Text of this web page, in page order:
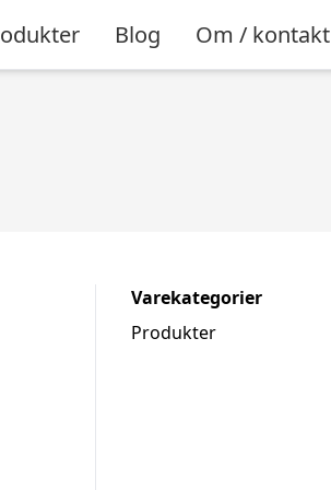
Blog Om / kontakt
Varekategorier
Produkter